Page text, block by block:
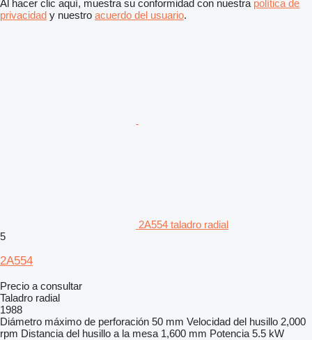
Al hacer clic aquí, muestra su conformidad con nuestra política de
privacidad y nuestro acuerdo del usuario.
2A554 taladro radial
5
2A554
Precio a consultar
Taladro radial
1988
Diámetro máximo de perforación 50 mm Velocidad del husillo 2,000
rpm Distancia del husillo a la mesa 1,600 mm Potencia 5.5 kW